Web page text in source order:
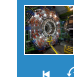
t
s
p
a
l
t